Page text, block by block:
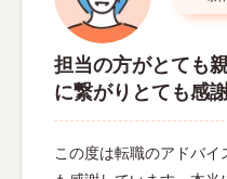
担当の方がとても
に繋がりとても感
この度は転職のアドバ